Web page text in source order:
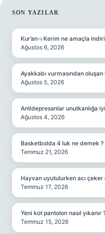
SIDEBAR
SON YAZILAR
Kur’an-ı Kerim ne amaçla
Ağustos 6, 2026
Ayakkabı vurmasından
Ağustos 5, 2026
Antidepresanlar unutkanlığa
Ağustos 4, 2026
Basketbolda 4 luk ne demek ?
Temmuz 21, 2026
Hayvan uyutulurken acı çeker
Temmuz 17, 2026
Yeni kot pantolon nasıl yıkanır
Temmuz 15, 2026